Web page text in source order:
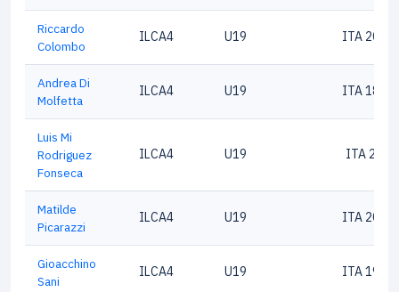
Riccardo
Colombo
ILCA4 U19 ITA
Andrea Di
Molfetta
ILCA4 U19 ITA
Luis Mi
Rodriguez
Fonseca
ILCA4 U19 ITA
Matilde
Picarazzi
ILCA4 U19 ITA
Gioacchino
Sani
ILCA4 U19 ITA